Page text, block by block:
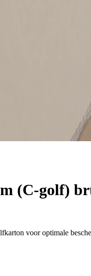
(C-golf)
voor optimale